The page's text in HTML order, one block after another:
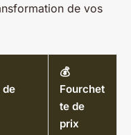
de vos
de
💰
Fourchet
te de
prix